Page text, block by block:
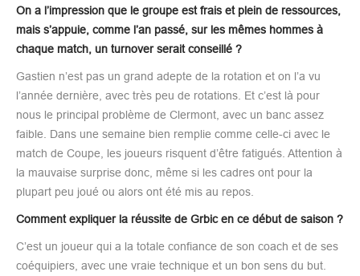
On a l’impression que le groupe est frais et plein de ressources,
mais s’appuie, comme l’an passé, sur les mêmes hommes à
chaque match, un turnover serait conseillé ?
Gastien n’est pas un grand adepte de la rotation et on l’a vu
l’année dernière, avec très peu de rotations. Et c’est là pour
nous le principal problème de Clermont, avec un banc assez
faible. Dans une semaine bien remplie comme celle-ci avec le
match de Coupe, les joueurs risquent d’être fatigués. Attention à
la mauvaise surprise donc, même si les cadres ont pour la
plupart peu joué ou alors ont été mis au repos.
Comment expliquer la réussite de Grbic en ce début de saison ?
C’est un joueur qui a la totale confiance de son coach et de ses
coéquipiers, avec une vraie technique et un bon sens du but.